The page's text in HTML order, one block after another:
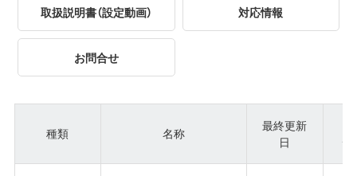
取扱説明書（設定動画） 対応情報
お問合せ
種類 名称
最終更新
日
ジ